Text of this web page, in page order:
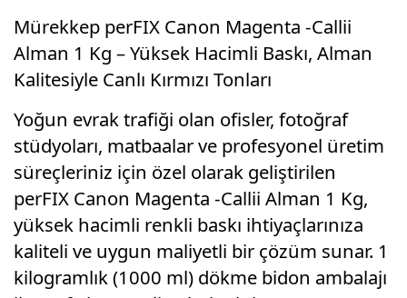
Mürekkep perFIX Canon Magenta -Callii
Alman 1 Kg – Yüksek Hacimli Baskı, Alman
Kalitesiyle Canlı Kırmızı Tonları
Yoğun evrak trafiği olan ofisler, fotoğraf
stüdyoları, matbaalar ve profesyonel üretim
süreçleriniz için özel olarak geliştirilen
perFIX Canon Magenta -Callii Alman 1 Kg,
yüksek hacimli renkli baskı ihtiyaçlarınıza
kaliteli ve uygun maliyetli bir çözüm sunar. 1
kilogramlık (1000 ml) dökme bidon ambalajı